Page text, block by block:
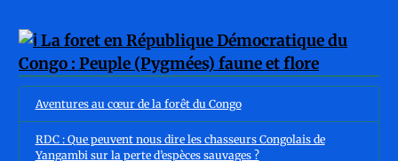
Aventures au cœur de la forêt du Congo
RDC : Que peuvent nous dire les chasseurs Congolais de
Yangambi sur la perte d’espèces sauvages ?